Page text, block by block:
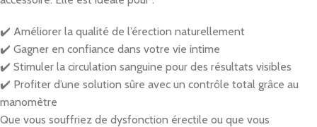
✔️ Améliorer la qualité de l’érection naturellement
✔️ Gagner en confiance dans votre vie intime
✔️ Stimuler la circulation sanguine pour des résultats visibles
✔️ Profiter d’une solution sûre avec un contrôle total grâce au
manomètre
Que vous souffriez de dysfonction érectile ou que vous